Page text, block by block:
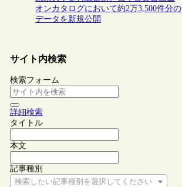
オンカタログにおいて約2万3,500件分の
データを新規公開
サイト内検索
検索フォーム
詳細検索
タイトル
本文
記事種別
検索したい記事種別を選択してください